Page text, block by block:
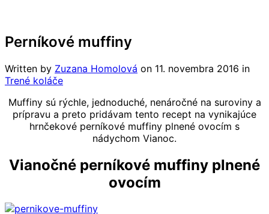
Perníkové muffiny
Written by Zuzana Homolová on 11. novembra 2016 in
Trené koláče
Muffiny sú rýchle, jednoduché, nenáročné na suroviny a
prípravu a preto pridávam tento recept na vynikajúce
hrnčekové perníkové muffiny plnené ovocím s
nádychom Vianoc.
Vianočné perníkové muffiny plnené
ovocím